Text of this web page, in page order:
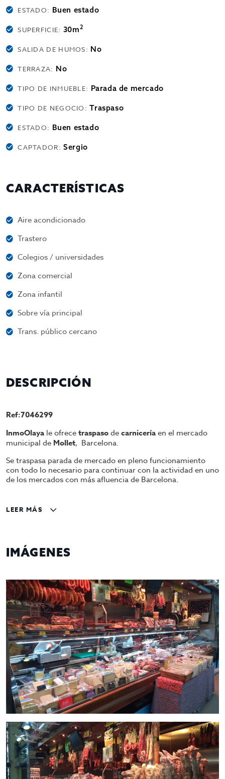
ESTADO: Buen estado
SUPERFICIE: 30m2
SALIDA DE HUMOS: No
TERRAZA: No
TIPO DE INMUEBLE: Parada de mercado
TIPO DE NEGOCIO:Traspaso
ESTADO: Buen estado
CAPTADOR:Sergio
CARACTERÍSTICAS
Aire acondicionado
Trastero
Colegios / universidades
Zona comercial
Zona infantil
Sobre vía principal
Trans. público cercano
DESCRIPCIÓN
Ref:7046299
InmoOlaya le ofrecetraspasodecarniceríaen el mercado
municipal de Mollet, Barcelona.
Se traspasa parada de mercado en pleno funcionamiento
con todo lo necesario para continuar con la actividad en uno
de los mercados con más afluencia de Barcelona.
más información y/o agendar una cita en nuestras oficinas.
Gestiona InmoOlaya, agencia líder en traspasos de hotelería,
hostelería en traspaso de Barcelona. Un asesor le
acompañara en todo el proceso, ahorrando tiempo y
seleccionando los mejores negocios para su proyecto.
LEER MÁS
IMÁGENES